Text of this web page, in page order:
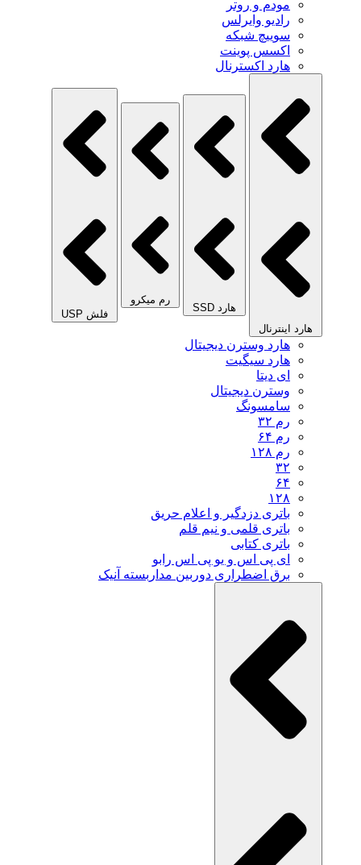
مودم و روتر
رادیو وایرلس
سوییچ شبکه
اکسس پوینت
هارد اکسترنال
هارد اینترنال
هارد SSD
رم میکرو
فلش USP
هارد وسترن دیجیتال
هارد سیگیت
ای دیتا
وسترن دیجیتال
سامسونگ
رم ۳۲
رم ۶۴
رم ۱۲۸
۳۲
۶۴
۱۲۸
باتری دزدگیر و اعلام حریق
باتری قلمی و نیم قلم
باتری کتابی
ای پی اس و یو پی اس رابو
برق اضطراری دوربین مداربسته آنیک